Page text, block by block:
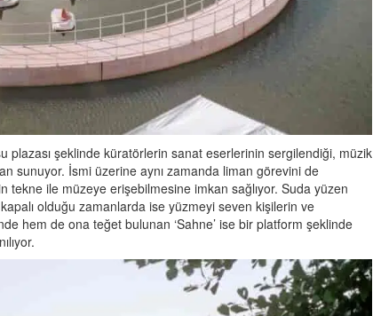
plazası şeklinde küratörlerin sanat eserlerinin sergilendiği, müzik
sunuyor. İsmi üzerine aynı zamanda liman görevini de
tekne ile müzeye erişebilmesine imkan sağlıyor. Suda yüzen
olduğu zamanlarda ise yüzmeyi seven kişilerin ve
hem de ona teğet bulunan ‘Sahne’ ise bir platform şeklinde